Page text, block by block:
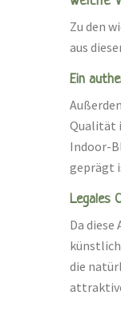
Zu den
aus
Ein
Qualität
Indoor-
geprägt
Legales
Da
die